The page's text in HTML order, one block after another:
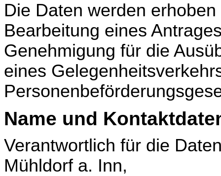
Die Daten werden
Bearbeitung eines
Genehmigung für die
eines
Name und
Verantwortlich für die
Mühldorf a. Inn,